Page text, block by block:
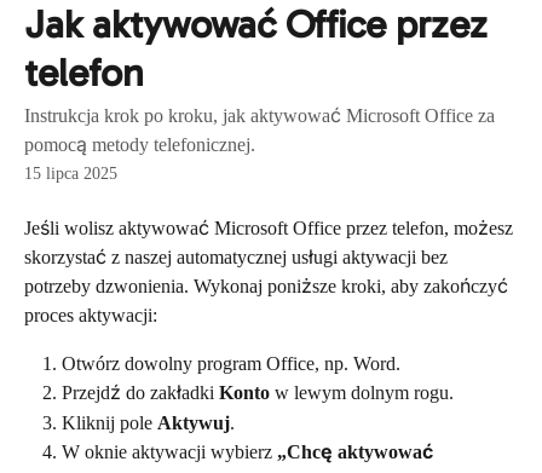
Jak aktywować Office przez
telefon
Instrukcja krok po kroku, jak aktywować Microsoft Office za
pomocą metody telefonicznej.
15 lipca 2025
Jeśli wolisz aktywować Microsoft Office przez telefon, możesz
skorzystać z naszej automatycznej usługi aktywacji bez
potrzeby dzwonienia. Wykonaj poniższe kroki, aby zakończyć
proces aktywacji:
Otwórz dowolny program Office, np. Word.
Przejdź do zakładki Konto w lewym dolnym rogu.
Kliknij pole Aktywuj.
W oknie aktywacji wybierz „Chcę aktywować